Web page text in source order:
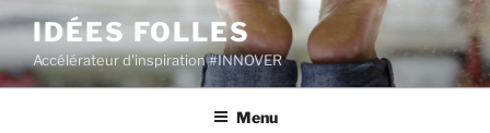
Aller
contenu
principal
IDÉES FOLLES
Accélérateur d'inspiration #INNOVER
Menu